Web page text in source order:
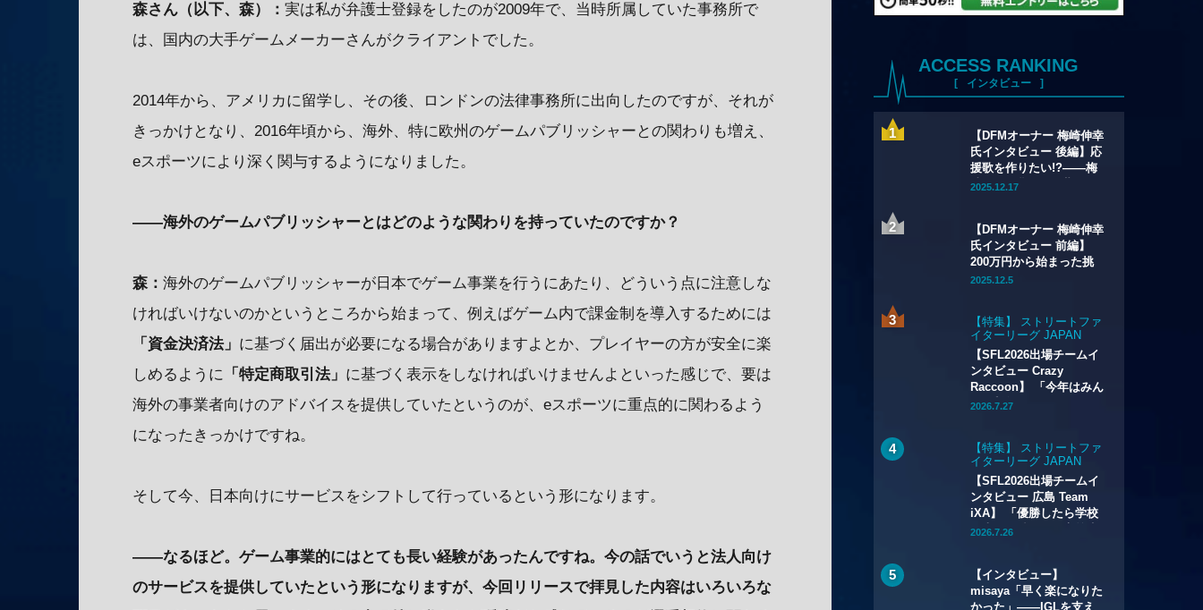
森さん（以下、森）： 実は私が弁護士登録をしたのが2009年で、当時所属していた事務所で
は、国内の大手ゲームメーカーさんがクライアントでした。
2014年から、アメリカに留学し、その後、ロンドンの法律事務所に出向したのですが、それが
きっかけとなり、2016年頃から、海外、特に欧州のゲームパブリッシャーとの関わりも増え、
eスポーツにより深く関与するようになりました。
——海外のゲームパブリッシャーとはどのような関わりを持っていたのですか？
森： 海外のゲームパブリッシャーが日本でゲーム事業を行うにあたり、どういう点に注意しな
ければいけないのかというところから始まって、例えばゲーム内で課金制を導入するためには
「資金決済法」 に基づく届出が必要になる場合がありますよとか、プレイヤーの方が安全に楽
しめるように 「特定商取引法」 に基づく表示をしなければいけませんよといった感じで、要は
海外の事業者向けのアドバイスを提供していたというのが、eスポーツに重点的に関わるよう
になったきっかけですね。
そして今、日本向けにサービスをシフトして行っているという形になります。
——なるほど。ゲーム事業的にはとても長い経験があったんですね。今の話でいうと法人向け
のサービスを提供していたという形になりますが、今回リリースで拝見した内容はいろいろな
ACCESS RANKING
インタビュー
【DFMオーナー 梅崎伸幸
氏インタビュー 後編】応
援歌を作りたい!?——梅
崎ismが描く、次世代へ
2025.12.17
【DFMオーナー 梅崎伸幸
氏インタビュー 前編】
200万円から始まった挑
戦——DetonatioN
2025.12.5
【特集】 ストリートファ
イターリーグ JAPAN
2026
【SFL2026出場チームイ
ンタビュー Crazy
Raccoon】 「今年はみん
な“毛並みがいい”」 どぐ
優勝のカギとは
2026.7.27
【特集】 ストリートファ
イターリーグ JAPAN
2026
【SFL2026出場チームイ
ンタビュー 広島 Team
iXA】 「優勝したら学校
に上りを貼ろう」高校生
2026.7.26
【インタビュー】
misaya「早く楽になりた
かった」——IGLを支え